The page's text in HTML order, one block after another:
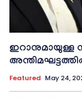
ഇറാനുമായുള്ള
Featured May 24,